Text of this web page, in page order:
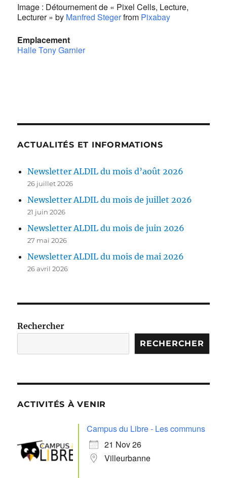
Image : Détournement de « Pixel Cells, Lecture,
Lecturer » by Manfred Stegerfrom Pixabay
Emplacement
Halle Tony Garnier
ACTUALITÉS ET INFORMATIONS
Newsletter ALDIL du mois d’août 2026
26 juillet 2026
Newsletter ALDIL du mois de juillet 2026
21 juin 2026
Newsletter ALDIL du mois de juin 2026
27 mai 2026
Newsletter ALDIL du mois de mai 2026
26 avril 2026
Rechercher
RECHERCHER
ACTIVITÉS À VENIR
Campus du Libre - Les communs
21 Nov 26
Villeurbanne